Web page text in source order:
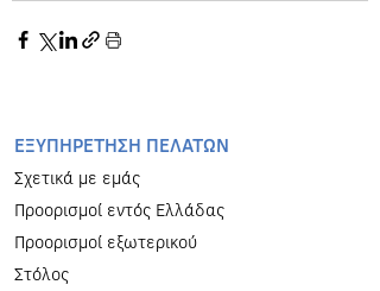
EΞΥΠΗΡΕΤΗΣΗ ΠΕΛΑΤΩΝ
Σχετικά με εμάς
Προορισμοί εντός Ελλάδας
Προορισμοί εξωτερικού
Στόλος